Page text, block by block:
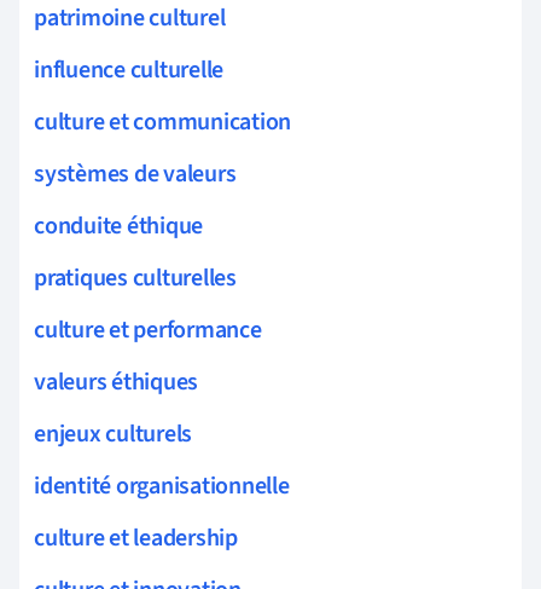
patrimoine culturel
influence culturelle
culture et communication
systèmes de valeurs
conduite éthique
pratiques culturelles
culture et performance
valeurs éthiques
enjeux culturels
identité organisationnelle
culture et leadership